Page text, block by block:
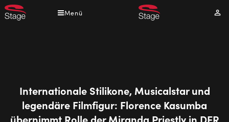
Direkt
zum
Menü
Internationale Stilikone, Musicalstar und
legendäre Filmfigur: Florence Kasumba
übernimmt Rolle der Miranda Priestly in DER